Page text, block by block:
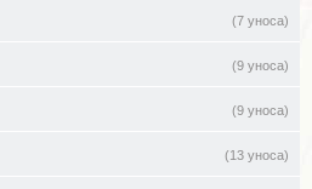
(7 уноса)
(9 уноса)
(9 уноса)
(13 уноса)